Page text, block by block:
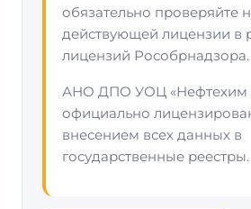
обязательно проверяйте
действующей лицензии в
лицензий Рособрнадзора.
АНО ДПО УОЦ «Нефтехим
официально
внесением всех данных в
государственные реестры.